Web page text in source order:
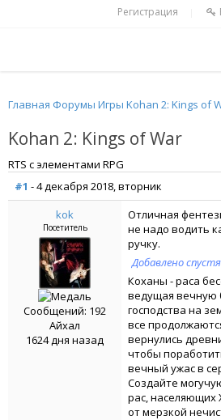
Регистрация
Главная Форумы Игры Kohan 2: Kings of
Kohan 2: Kings of War
RTS с элементами RPG
#1 - 4 декабря 2018, вторник
kok
Посетитель
Сообщений: 192
Айхал
1624 дня назад
Отличная
не надо водить
ручку.
Добавлено
Коханы - раса
ведущая вечную
господства на
все
вернулись
чтобы
вечный ужас в
Создайте
рас, населяющих
от мерзкой